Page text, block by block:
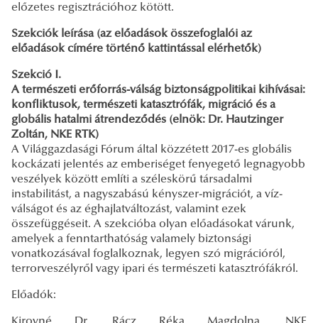
előzetes regisztrációhoz kötött.
Szekciók leírása (az előadások összefoglalói az
előadások címére történő kattintással elérhetők)
Szekció I.
A természeti erőforrás-válság biztonságpolitikai kihívásai:
konfliktusok, természeti katasztrófák, migráció és a
globális hatalmi átrendeződés (elnök: Dr. Hautzinger
Zoltán, NKE RTK)
A Világgazdasági Fórum által közzétett 2017-es globális
kockázati jelentés az emberiséget fenyegető legnagyobb
veszélyek között említi a széleskörű társadalmi
instabilitást, a nagyszabású kényszer-migrációt, a víz-
válságot és az éghajlatváltozást, valamint ezek
összefüggéseit. A szekcióba olyan előadásokat várunk,
amelyek a fenntarthatóság valamely biztonsági
vonatkozásával foglalkoznak, legyen szó migrációról,
terrorveszélyről vagy ipari és természeti katasztrófákról.
Előadók: